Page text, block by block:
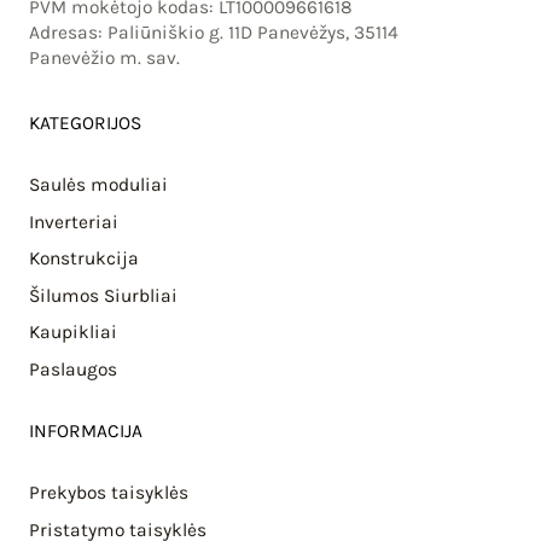
PVM mokėtojo kodas: LT100009661618
Adresas: Paliūniškio g. 11D Panevėžys, 35114
Panevėžio m. sav.
KATEGORIJOS
Saulės moduliai
Inverteriai
Konstrukcija
Šilumos Siurbliai
Kaupikliai
Paslaugos
INFORMACIJA
Prekybos taisyklės
Pristatymo taisyklės